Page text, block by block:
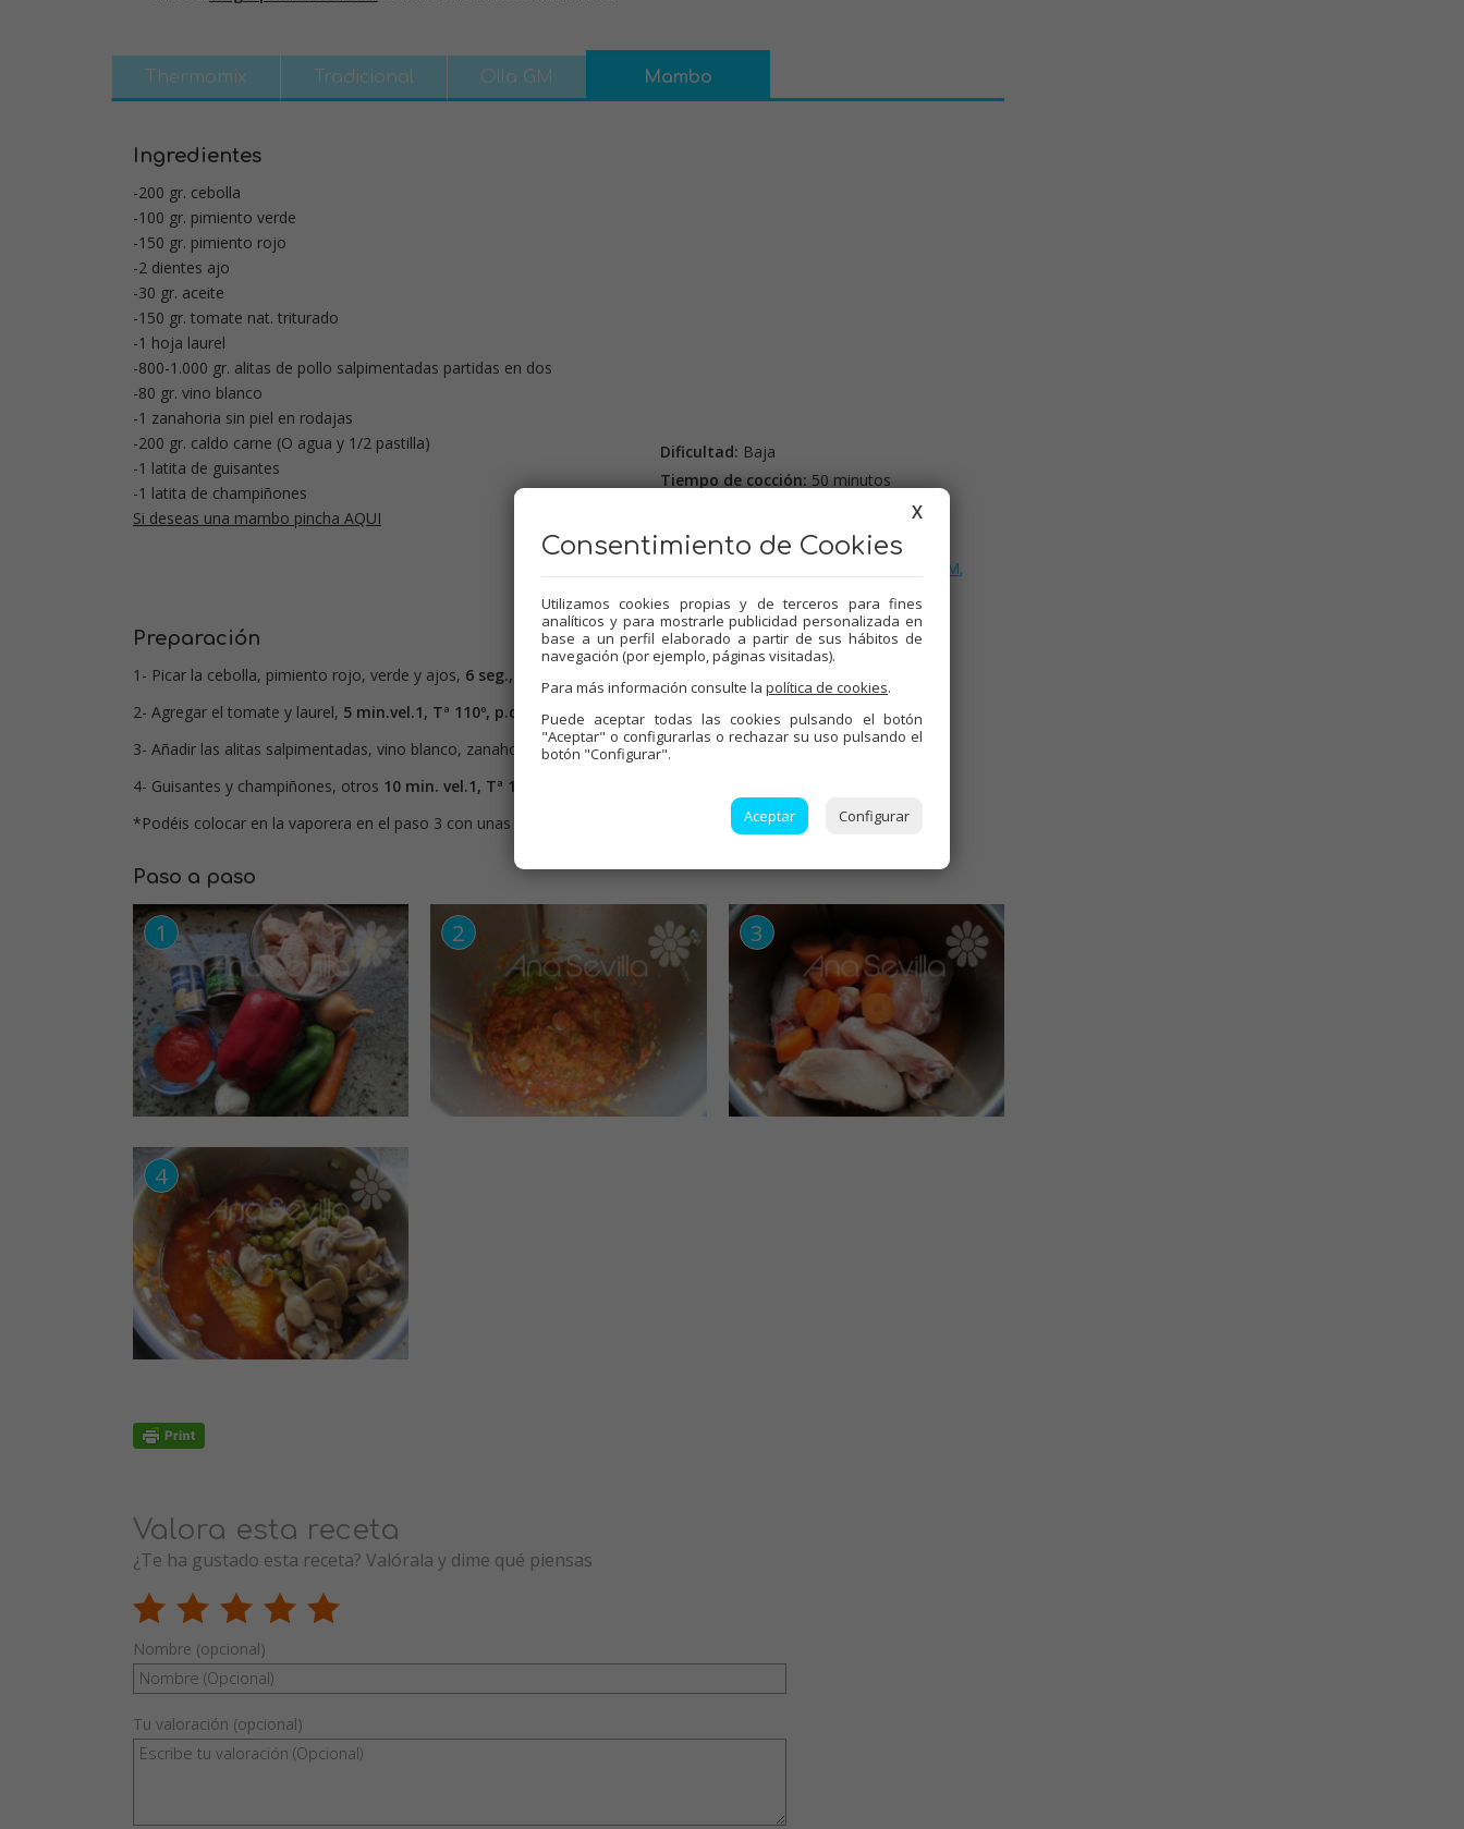
Thermomix Tradicional Olla GM Mambo
Ingredientes
-200 gr. cebolla
-100 gr. pimiento verde
-150 gr. pimiento rojo
-2 dientes ajo
-30 gr. aceite
-150 gr. tomate nat. triturado
-1 hoja laurel
-800-1.000 gr. alitas de pollo salpimentadas partidas en dos
-80 gr. vino blanco
-1 zanahoria sin piel en rodajas
-200 gr. caldo carne (O agua y 1/2 pastilla)
-1 latita de guisantes
-1 latita de champiñones
Si deseas una mambo pincha AQUI
Dificultad: Baja
Tiempo de cocción: 50 minutos
Etiquetas:
Recetas para olla GM,
Preparación
1- Picar la cebolla, pimiento rojo, verde y ajos, 6 seg., vel.6
2- Agregar el tomate y laurel, 5 min.vel.1, Tª 110º, p.c.7.
3- Añadir las alitas salpimentadas, vino blanco, zanahorias y caldo carne,30 min. vel.1, Tª 100º, p.c.6.
4- Guisantes y champiñones, otros 10 min. vel.1, Tª 100º, p.c.6.
*Podéis colocar en la vaporera en el paso 3 con unas patatas que se hagan al vapor.
Paso a paso
Valora esta receta
¿Te ha gustado esta receta? Valórala y dime qué piensas
Nombre (opcional)
Tu valoración (opcional)
X
Consentimiento de Cookies
Utilizamos cookies propias y de terceros para fines
analíticos y para mostrarle publicidad personalizada en
base a un perfil elaborado a partir de sus hábitos de
navegación (por ejemplo, páginas visitadas).
Para más información consulte la política de cookies.
Puede aceptar todas las cookies pulsando el botón
"Aceptar" o configurarlas o rechazar su uso pulsando el
botón "Configurar".
Aceptar Configurar